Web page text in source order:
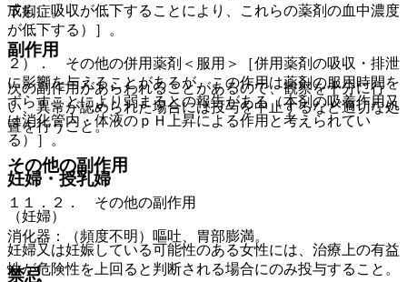
成し、吸収が低下することにより、これらの薬剤の血中濃度
が低下する）］。
２）． その他の併用薬剤＜服用＞［併用薬剤の吸収・排泄
に影響を与えることがあるが、この作用は薬剤の服用時間を
ずらすことにより弱まるとの報告がある（本剤の吸着作用又
は消化管内・体液のｐＨ上昇による作用と考えられてい
る）］。
妊婦・授乳婦
（妊婦）
妊婦又は妊娠している可能性のある女性には、治療上の有益
性が危険性を上回ると判断される場合にのみ投与すること。
下痢症。
副作用
次の副作用があらわれることがあるので、観察を十分に行
い、異常が認められた場合には投与を中止するなど適切な処
置を行うこと。
その他の副作用
１１．２． その他の副作用
消化器：（頻度不明）嘔吐、胃部膨満。
禁忌